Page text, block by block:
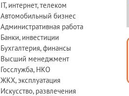
IT, интернет, телеком
Автомобильный бизнес
Административная работа
Банки, инвестиции
Бухгалтерия, финансы
Высший менеджмент
Госслужба, НКО
ЖКХ, эксплуатация
Искусство, развлечения